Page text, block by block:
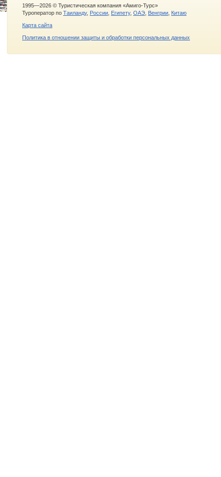
1995—2026 © Туристическая компания «Амиго-Турс»
Туроператор по Таиланду, России Египету, ОАЭ Венгрии Китаю
Карта сайта
Политика в отношении защиты и обработки персональных данных